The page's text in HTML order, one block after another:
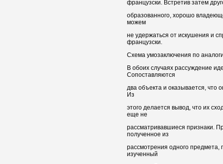
французски. Встретив затем
образованного, хорошо
можем
не удержаться от искушения и
французски.
Схема умозаключения по
В обоих случаях рассуждение
Сопоставляются
два объекта и оказывается, что
Из
этого делается вывод, что их
еще не
рассматривавшиеся признаки.
полученное из
рассмотрения одного предмета,
изученный